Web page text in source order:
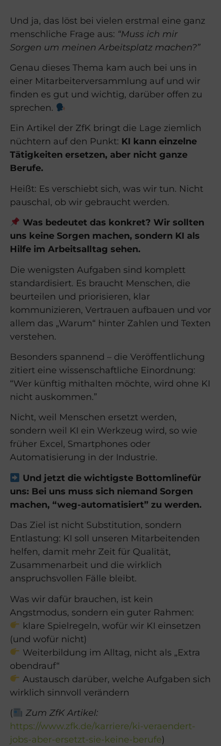
Und ja, das löst bei vielen erstmal eine ganz
menschliche Frage aus: “Muss ich mir
Sorgen um meinen Arbeitsplatz machen?”
Genau dieses Thema kam auch bei uns in
einer Mitarbeiterversammlung auf und wir
finden es gut und wichtig, darüber offen zu
sprechen.
Ein Artikel der ZfK bringt die Lage ziemlich
nüchtern auf den Punkt: KI kann einzelne
Tätigkeiten ersetzen, aber nicht ganze
Berufe.
Heißt: Es verschiebt sich, was wir tun. Nicht
pauschal, ob wir gebraucht werden.
Was bedeutet das konkret? Wir sollten
uns keine Sorgen machen, sondern KI als
Hilfe im Arbeitsalltag sehen.
Die wenigsten Aufgaben sind komplett
standardisiert. Es braucht Menschen, die
beurteilen und priorisieren, klar
kommunizieren, Vertrauen aufbauen und vor
allem das „Warum“ hinter Zahlen und Texten
verstehen.
Besonders spannend – die Veröffentlichung
zitiert eine wissenschaftliche Einordnung:
“Wer künftig mithalten möchte, wird ohne KI
nicht auskommen.”
Nicht, weil Menschen ersetzt werden,
sondern weil KI ein Werkzeug wird, so wie
früher Excel, Smartphones oder
Automatisierung in der Industrie.
Und jetzt die wichtigste Bottomlinefür
uns: Bei uns muss sich niemand Sorgen
machen, “weg-automatisiert” zu werden.
Das Ziel ist nicht Substitution, sondern
Entlastung: KI soll unseren Mitarbeitenden
helfen, damit mehr Zeit für Qualität,
Zusammenarbeit und die wirklich
anspruchsvollen Fälle bleibt.
Was wir dafür brauchen, ist kein
Angstmodus, sondern ein guter Rahmen:
klare Spielregeln, wofür wir KI einsetzen
(und wofür nicht)
Weiterbildung im Alltag, nicht als „Extra
obendrauf“
Austausch darüber, welche Aufgaben sich
wirklich sinnvoll verändern
(
Zum ZfK Artikel:
https://www.zfk.de/karriere/ki-veraendert-
jobs-aber-ersetzt-sie-keine-berufe)